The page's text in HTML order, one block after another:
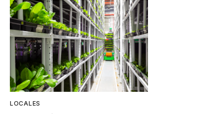
LOCALES